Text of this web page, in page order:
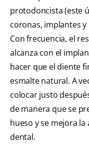
protodoncista (este
coronas, implantes
Con frecuencia, el
alcanza con el
hacer que el diente
esmalte natural. A
colocar justo
de manera que se
hueso y se mejora
dental.